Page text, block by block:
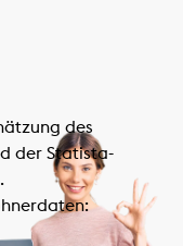
des
der Statista-